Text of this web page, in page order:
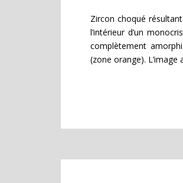
Zircon choqué
l’intérieur d’un
complètement
(zone orange). L’image